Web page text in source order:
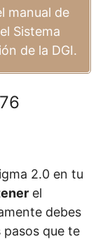
manual de
Sistema
de la DGI.
2.0 en tu
el
debes
que te